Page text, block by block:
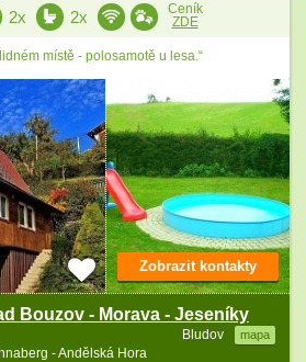
2x 2x
Ceník
ZDE
místě - polosamotě u lesa.“
Bouzov - Morava - Jeseníky
Bludov mapa
- Andělská Hora
Zobrazit kontakty